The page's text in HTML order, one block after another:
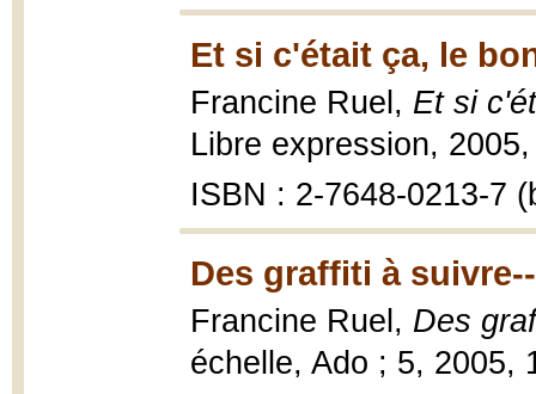
Et si c'était ça, le
Francine Ruel, Et si
Libre expression,
ISBN : 2-7648-0213-7
Des graffiti à
Francine Ruel, Des
échelle, Ado ; 5, 2005,